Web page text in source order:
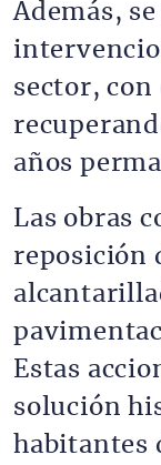
Además,
sector, con
años
Las obras
reposición
Estas
solución
habitantes